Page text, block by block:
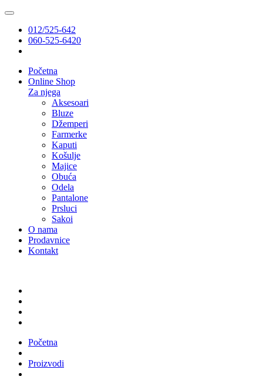
012/525-642
060-525-6420
Početna
Online Shop
Za njega
Aksesoari
Bluze
Džemperi
Farmerke
Kaputi
Košulje
Majice
Obuća
Odela
Pantalone
Prsluci
Sakoi
O nama
Prodavnice
Kontakt
Početna
Proizvodi